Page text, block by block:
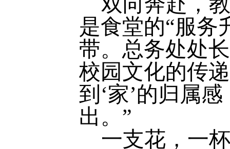
是食堂的“服务
带。总务处处
校园文化的传
到‘家’的归属
出。 ”
一支花，一